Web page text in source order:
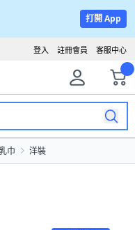
打開 App
客服中心
註冊會員
登入
巾 洋裝